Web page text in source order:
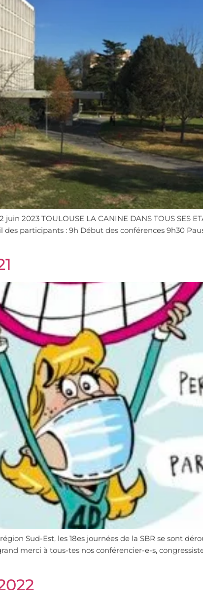
juin 2023 TOULOUSE LA CANINE DANS TOUS SES
des participants : 9h Début des conférences 9h30
Sud-Est, les 18es journées de la SBR se sont
merci à tous-tes nos conférencier-e-s,